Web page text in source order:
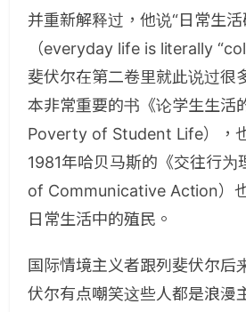
并重新解释过，他说“日常生
（everyday life is literally
斐伏尔在第二卷里就此说过很
本非常重要的书《论学生生活
Poverty of Student Life），
1981年哈贝马斯的《交往行
of Communicative Action）
日常生活中的殖民。
国际情境主义者跟列斐伏尔后
伏尔有点嘲笑这些人都是浪漫